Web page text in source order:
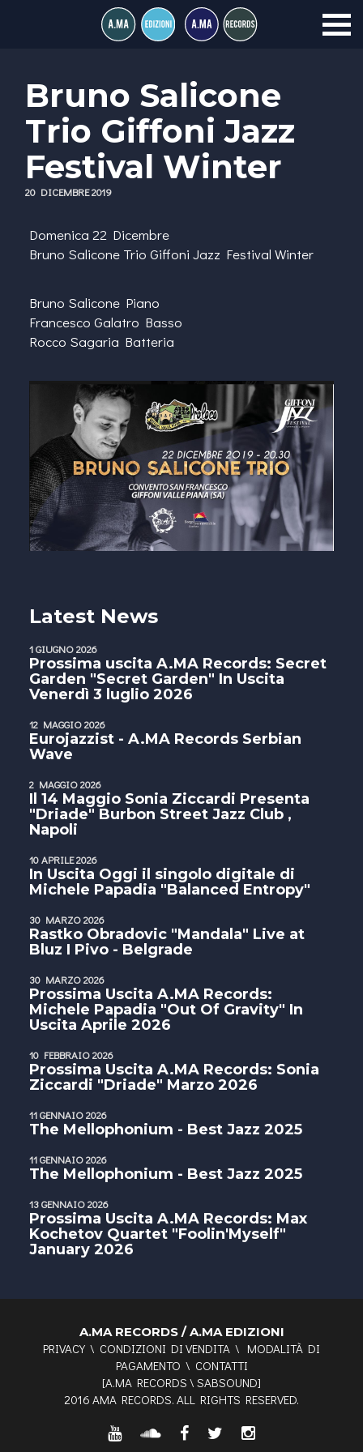
Bruno Salicone
Trio Giffoni Jazz
Festival Winter
20 DICEMBRE 2019
Domenica 22 Dicembre
Bruno Salicone Trio Giffoni Jazz Festival Winter
Bruno Salicone Piano
Francesco Galatro Basso
Rocco Sagaria Batteria
Latest News
1 GIUGNO 2026
Prossima uscita A.MA Records: Secret
Garden "Secret Garden" In Uscita
Venerdì 3 luglio 2026
12 MAGGIO 2026
Eurojazzist - A.MA Records Serbian
Wave
2 MAGGIO 2026
Il 14 Maggio Sonia Ziccardi Presenta
"Driade" Burbon Street Jazz Club ,
Napoli
10 APRILE 2026
In Uscita Oggi il singolo digitale di
Michele Papadia "Balanced Entropy"
30 MARZO 2026
Rastko Obradovic "Mandala" Live at
Bluz I Pivo - Belgrade
30 MARZO 2026
Prossima Uscita A.MA Records:
Michele Papadia "Out Of Gravity" In
Uscita Aprile 2026
10 FEBBRAIO 2026
Prossima Uscita A.MA Records: Sonia
Ziccardi "Driade" Marzo 2026
11 GENNAIO 2026
The Mellophonium - Best Jazz 2025
11 GENNAIO 2026
The Mellophonium - Best Jazz 2025
13 GENNAIO 2026
Prossima Uscita A.MA Records: Max
Kochetov Quartet "Foolin'Myself"
January 2026
A.MA RECORDS / A.MA EDIZIONI
PRIVACY \ CONDIZIONI DI VENDITA \ MODALITÀ DI
PAGAMENTO \ CONTATTI
[A.MA RECORDS \ SABSOUND]
2016 AMA RECORDS. ALL RIGHTS RESERVED.